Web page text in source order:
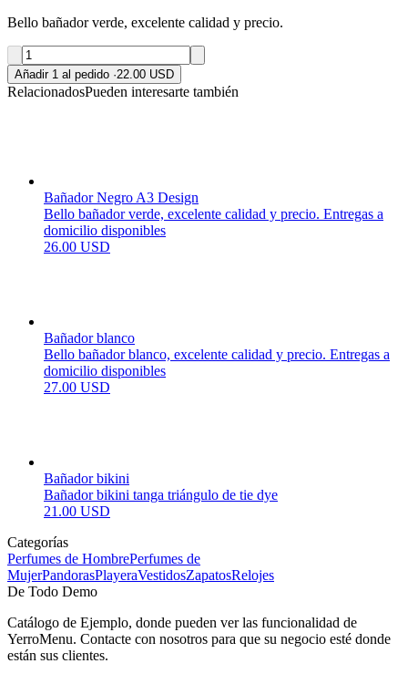
Bello bañador verde, excelente calidad y precio.
Añadir 1 al pedido ·22.00 USD
RelacionadosPueden interesarte también
Bañador Negro A3 Design
Bello bañador verde, excelente calidad y precio. Entregas a
domicilio disponibles
26.00 USD
Bañador blanco
Bello bañador blanco, excelente calidad y precio. Entregas a
domicilio disponibles
27.00 USD
Bañador bikini
Bañador bikini tanga triángulo de tie dye
21.00 USD
Categorías
Perfumes de HombrePerfumes de
MujerPandorasPlayeraVestidosZapatosRelojes
De Todo Demo
Catálogo de Ejemplo, donde pueden ver las funcionalidad de
YerroMenu. Contacte con nosotros para que su negocio esté donde
están sus clientes.